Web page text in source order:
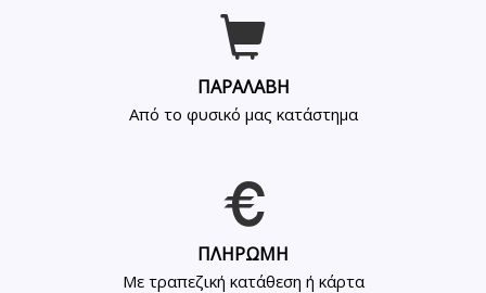
ΠΑΡΑΛΑΒΗ
Από το φυσικό μας κατάστημα
ΠΛΗΡΩΜΗ
Με τραπεζική κατάθεση ή κάρτα